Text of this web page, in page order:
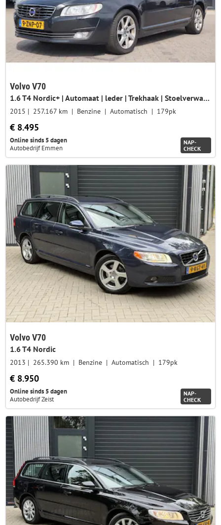
Volvo V70
1.6 T4 Nordic+ | Automaat | leder | Trekhaak | Stoelverwarming | Navigatie | Climate control | Cruise control
2015 257.167 km Benzine Automatisch 179pk
€ 8.495
Online sinds 5 dagen
Autobedrijf Emmen
NAP-
CHECK
Volvo V70
1.6 T4 Nordic
2013 265.390 km Benzine Automatisch 179pk
€ 8.950
Online sinds 5 dagen
Autobedrijf Zeist
NAP-
CHECK